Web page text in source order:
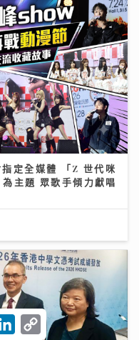
定全媒體 「Z 世代咪
主題 眾歌手傾力獻唱
L
C
o